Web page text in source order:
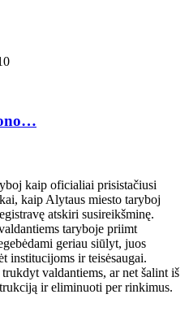
kaip oficialiai prisistačiusi
kaip Alytaus miesto taryboj
atskiri susireikšminę.
taryboje priimt
geriau siūlyt, juos
institucijoms ir teisėsaugai.
valdantiems, ar net šalint iš
ir eliminuoti per rinkimus.